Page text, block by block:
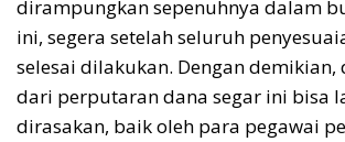
dirampungkan sepenuhnya dalam
ini, segera setelah seluruh
selesai dilakukan. Dengan demikian,
dari perputaran dana segar ini bisa
dirasakan, baik oleh para pegawai